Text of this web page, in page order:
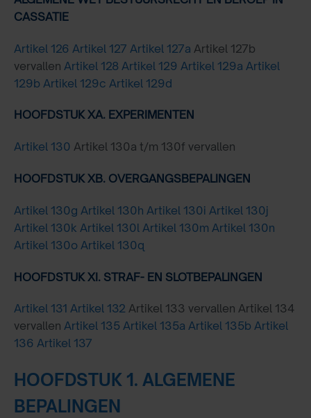
CASSATIE
Artikel 126 Artikel 127 Artikel 127a Artikel 127b
vervallen Artikel 128 Artikel 129 Artikel 129a Artikel
129b Artikel 129c Artikel 129d
HOOFDSTUK XA. EXPERIMENTEN
Artikel 130 Artikel 130a t/m 130f vervallen
HOOFDSTUK XB. OVERGANGSBEPALINGEN
Artikel 130g Artikel 130h Artikel 130i Artikel 130j
Artikel 130k Artikel 130l Artikel 130m Artikel 130n
Artikel 130o Artikel 130q
HOOFDSTUK XI. STRAF- EN SLOTBEPALINGEN
Artikel 131 Artikel 132 Artikel 133 vervallen Artikel 134
vervallen Artikel 135 Artikel 135a Artikel 135b Artikel
136 Artikel 137
HOOFDSTUK 1. ALGEMENE
BEPALINGEN